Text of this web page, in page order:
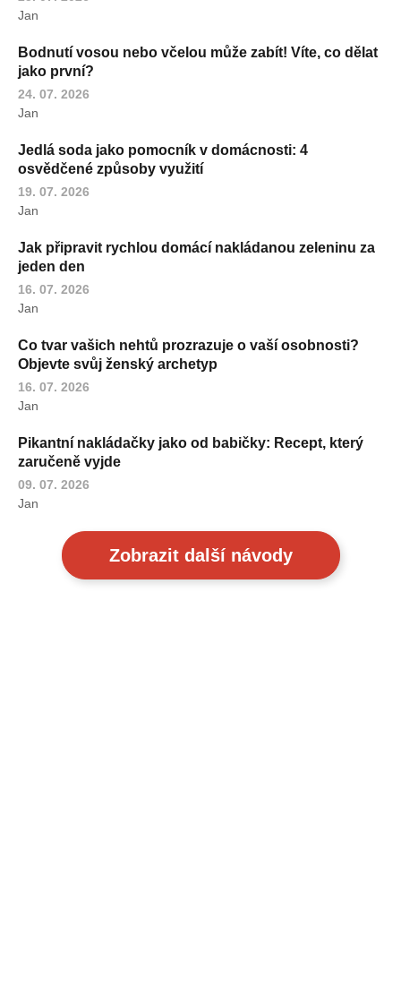
Jan
Bodnutí vosou nebo včelou může zabít! Víte, co dělat
jako první?
24. 07. 2026
Jan
Jedlá soda jako pomocník v domácnosti: 4
osvědčené způsoby využití
19. 07. 2026
Jan
Jak připravit rychlou domácí nakládanou zeleninu za
jeden den
16. 07. 2026
Jan
Co tvar vašich nehtů prozrazuje o vaší osobnosti?
Objevte svůj ženský archetyp
16. 07. 2026
Jan
Pikantní nakládačky jako od babičky: Recept, který
zaručeně vyjde
09. 07. 2026
Jan
Zobrazit další návody